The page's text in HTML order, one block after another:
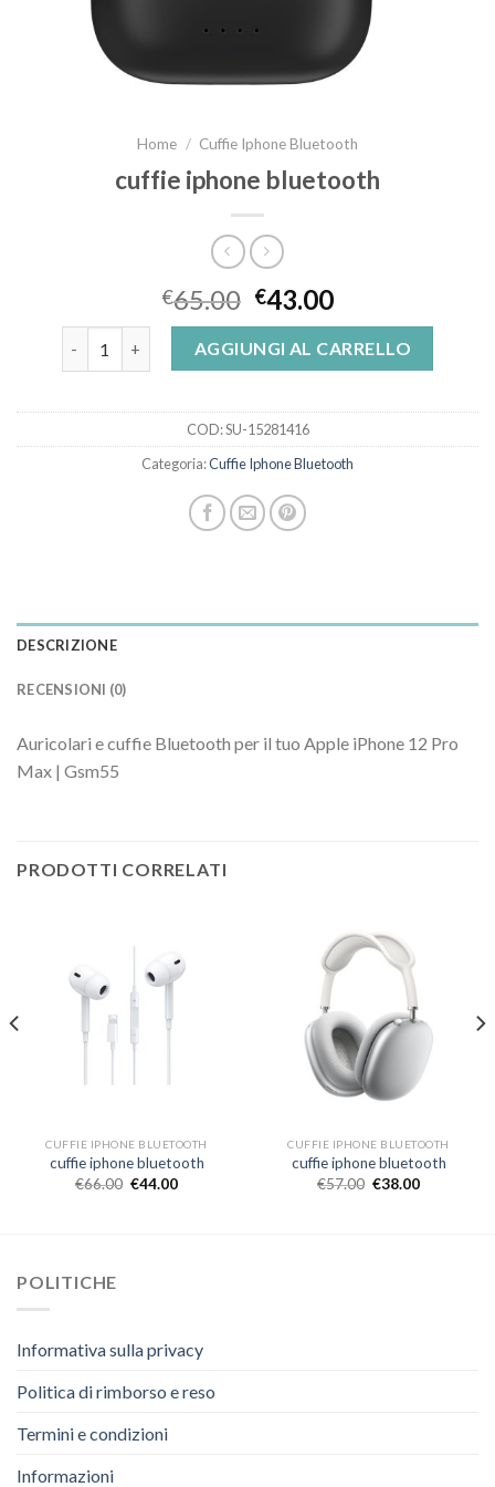
Home / Cuffie Iphone Bluetooth
cuffie iphone bluetooth
€65.00 €43.00
cuffie iphone bluetooth quantità
AGGIUNGI AL CARRELLO
COD:SU-15281416
Categoria:Cuffie Iphone Bluetooth
DESCRIZIONE
RECENSIONI (0)
Auricolari e cuffie Bluetooth per il tuo Apple iPhone 12 Pro
Max | Gsm55
PRODOTTI CORRELATI
CUFFIE IPHONE BLUETOOTH
cuffie iphone bluetooth
€66.00 €44.00
CUFFIE IPHONE BLUETOOTH
cuffie iphone bluetooth
€57.00 €38.00
POLITICHE
Informativa sulla privacy
Politica di rimborso e reso
Termini e condizioni
Informazioni